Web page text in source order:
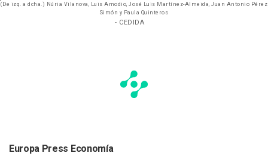
(De izq. a dcha.) Núria Vilanova, Luis Amodio, José Luis Martínez-Almeida, Juan Antonio Pérez
Simón y Paula Quinteros
- CEDIDA
Europa Press Economía